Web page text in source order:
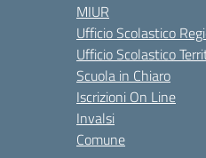
MIUR
Ufficio Scolastico
Ufficio Scolastico
Scuola in Chiaro
Iscrizioni On Line
Invalsi
Comune